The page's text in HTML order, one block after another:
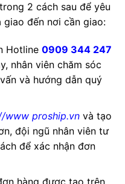
2 cách sau để yêu
giao đến nơi cần giao:
Hotline 0909 344 247
nhân viên chăm sóc
và hướng dẫn quý
www proship.vnvà tạo
đội ngũ nhân viên tư
để xác nhận đơn